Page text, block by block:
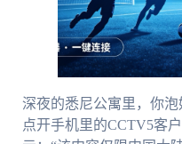
深夜的悉尼公寓里，你
点开手机里的CCTV5客